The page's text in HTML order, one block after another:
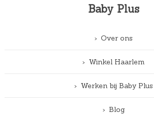
Baby Plus
Over ons
Winkel Haarlem
Werken bij Baby Plus
Blog